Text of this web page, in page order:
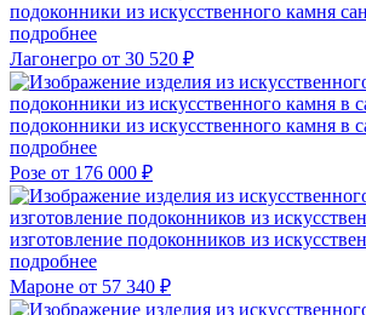
подоконники из искусственного камня
подробнее
Лагонегро от 30 520 ₽
подоконники из искусственного камня в
подробнее
Розе от 176 000 ₽
изготовление подоконников из
подробнее
Мароне от 57 340 ₽